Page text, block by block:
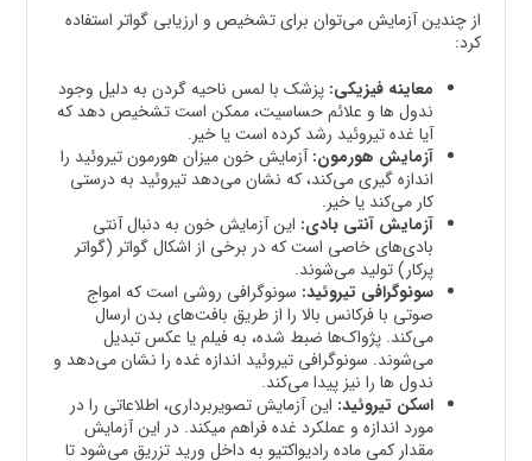
از چندین آزمایش می‌توان برای تشخیص و ارزیابی گواتر استفاده
کرد:
معاینه فیزیکی:پزشک با لمس ناحیه گردن به دلیل وجود
ندول ها و علائم حساسیت، ممکن است تشخیص دهد که
آیا غده تیروئید رشد کرده است یا خیر.
آزمایش هورمون:آزمایش خون میزان هورمون تیروئید را
اندازه گیری می‌کند، که نشان می‌دهد تیروئید به درستی
کار می‌کند یا خیر.
آزمایش آنتی بادی: این آزمایش خون به دنبال آنتی
بادی‌های خاصی است که در برخی از اشکال گواتر (گواتر
پرکار) تولید می‌شوند.
سونوگرافی تیروئید: سونوگرافی روشی است که امواج
صوتی با فرکانس بالا را از طریق بافت‌های بدن ارسال
می‌کند. پژواک‌ها ضبط شده، به فیلم یا عکس تبدیل
می‌شوند. سونوگرافی تیروئید اندازه غده را نشان می‌دهد و
ندول ها را نیز پیدا می‌کند.
اسکن تیروئید: این آزمایش تصویربرداری، اطلاعاتی را در
مورد اندازه و عملکرد غده فراهم می­کند. در این آزمایش
مقدار کمی ماده رادیواکتیو به داخل ورید تزریق می‌شود تا